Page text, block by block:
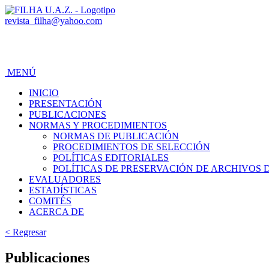
revista_filha@yahoo.com
MENÚ
INICIO
PRESENTACIÓN
PUBLICACIONES
NORMAS Y PROCEDIMIENTOS
NORMAS DE PUBLICACIÓN
PROCEDIMIENTOS DE SELECCIÓN
POLÍTICAS EDITORIALES
POLÍTICAS DE PRESERVACIÓN DE ARCHIVOS
EVALUADORES
ESTADÍSTICAS
COMITÉS
ACERCA DE
< Regresar
Publicaciones